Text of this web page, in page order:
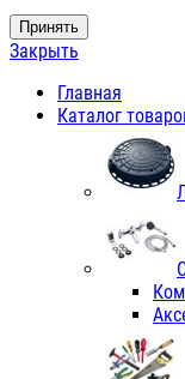
Принять
Закрыть
Главная
Каталог